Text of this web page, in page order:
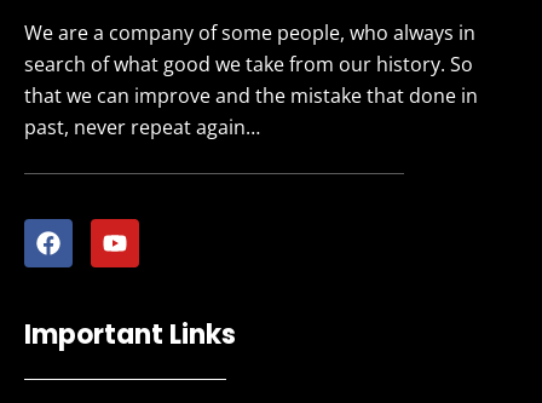
We are a company of some people, who always in
search of what good we take from our history. So
that we can improve and the mistake that done in
past, never repeat again…
Important Links